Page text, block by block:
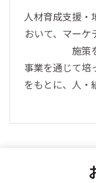
人材育成支援・
おいて、マーケ
施策
事業を通じて培
をもとに、人・